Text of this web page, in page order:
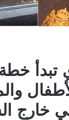
تبدأ
خارج